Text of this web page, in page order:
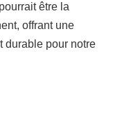
être la
offrant une
durable pour notre